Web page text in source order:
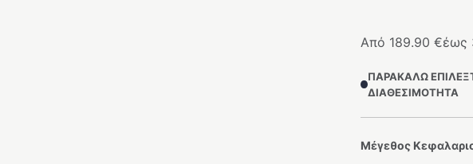
Από 189.90€έως
ΠΑΡΑΚΑΛΏ
ΔΙΑΘΕΣΙΜΌΤΗΤΑ
Μέγεθος